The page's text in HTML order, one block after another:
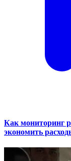
Как мониторинг
экономить